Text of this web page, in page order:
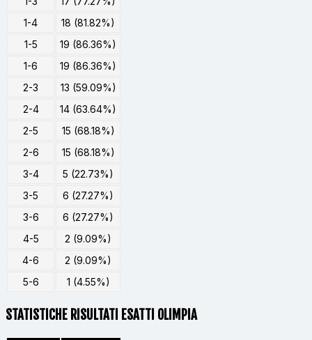
1-4
18 (81.82%)
1-5
19 (86.36%)
1-6
19 (86.36%)
2-3
13 (59.09%)
2-4
14 (63.64%)
2-5
15 (68.18%)
2-6
15 (68.18%)
3-4
5 (22.73%)
3-5
6 (27.27%)
3-6
6 (27.27%)
4-5
2 (9.09%)
4-6
2 (9.09%)
5-6
1 (4.55%)
STATISTICHE RISULTATI ESATTI OLIMPIA